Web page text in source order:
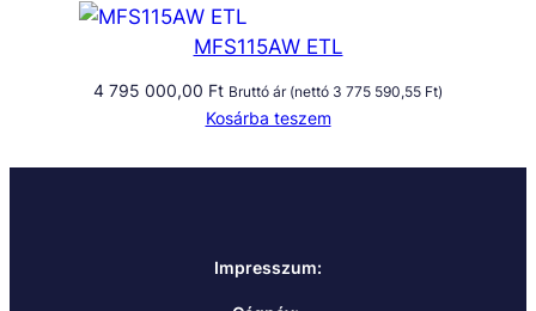
MFS115AW ETL
4 795 000,00 Ft Bruttó ár (nettó 3 775 590,55 Ft)
Kosárba teszem
Impresszum: